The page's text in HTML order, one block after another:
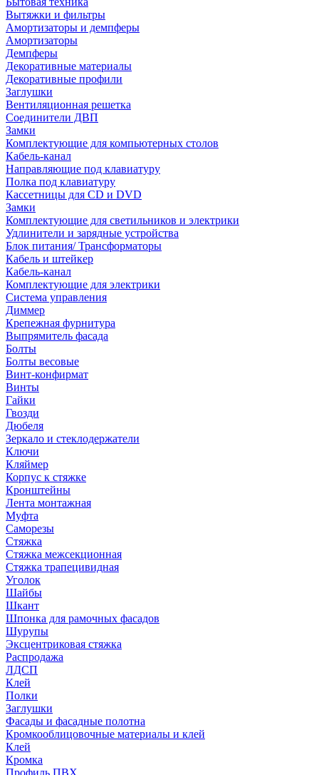
Вытяжки и фильтры
Амортизаторы и демпферы
Амортизаторы
Демпферы
Декоративные материалы
Декоративные профили
Заглушки
Вентиляционная решетка
Соединители ДВП
Замки
Комплектующие для компьютерных столов
Кабель-канал
Направляющие под клавиатуру
Полка под клавиатуру
Кассетницы для CD и DVD
Замки
Комплектующие для светильников и электрики
Удлинители и зарядные устройства
Блок питания/ Трансформаторы
Кабель и штейкер
Кабель-канал
Комплектующие для электрики
Система управления
Диммер
Крепежная фурнитура
Выпрямитель фасада
Болты
Болты весовые
Винт-конфирмат
Винты
Гайки
Гвозди
Дюбеля
Зеркало и стеклодержатели
Ключи
Кляймер
Корпус к стяжке
Кронштейны
Лента монтажная
Муфта
Саморезы
Стяжка
Стяжка межсекционная
Стяжка трапецивидная
Уголок
Шайбы
Шкант
Шпонка для рамочных фасадов
Шурупы
Эксцентриковая стяжка
Распродажа
ЛДСП
Клей
Полки
Заглушки
Фасады и фасадные полотна
Кромкооблицовочные материалы и клей
Клей
Кромка
Профиль ПВХ